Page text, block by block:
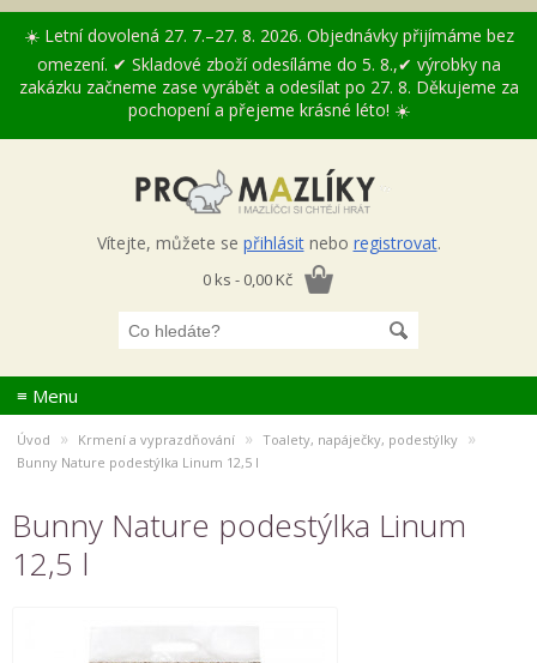
☀️ Letní dovolená 27. 7.–27. 8. 2026. Objednávky přijímáme bez
omezení. ✔ Skladové zboží odesíláme do 5. 8.,✔ výrobky na
zakázku začneme zase vyrábět a odesílat po 27. 8. Děkujeme za
pochopení a přejeme krásné léto! ☀️
Vítejte, můžete se přihlásitnebo registrovat.
0 ks - 0,00 Kč
≡ Menu
Úvod » Krmení a vyprazdňování » Toalety, napáječky, podestýlky »
Bunny Nature podestýlka Linum 12,5 l
Bunny Nature podestýlka Linum
12,5 l